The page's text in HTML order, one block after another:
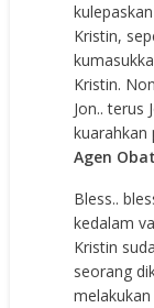
Kristin,
Kristin.
Jon.. terus
kuarahkan
Agen
Bless..
kedalam
Kristin
seorang